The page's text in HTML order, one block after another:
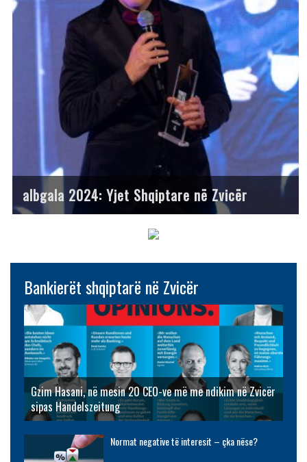
albgala 2024: Yjet Shqiptare në Zvicër
Bankierët shqiptarë në Zvicër
Gzim Hasani, në mesin 20 CEO-ve më me ndikim në Zvicër
sipas Handelszeitung
Normat negative të interesit – çka nëse?